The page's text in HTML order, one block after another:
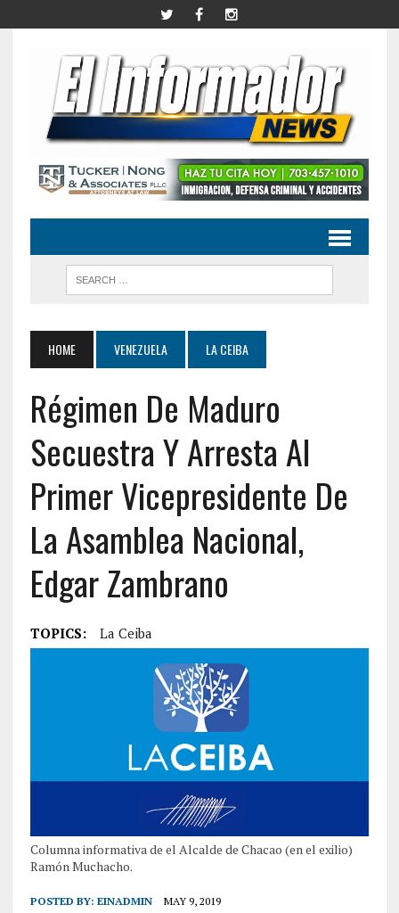
HOME VENEZUELA LA CEIBA
Régimen De Maduro
Secuestra Y Arresta Al
Primer Vicepresidente De
La Asamblea Nacional,
Edgar Zambrano
TOPICS: La Ceiba
Columna informativa de el Alcalde de Chacao (en el exilio)
Ramón Muchacho.
POSTED BY: EINADMIN MAY 9, 2019